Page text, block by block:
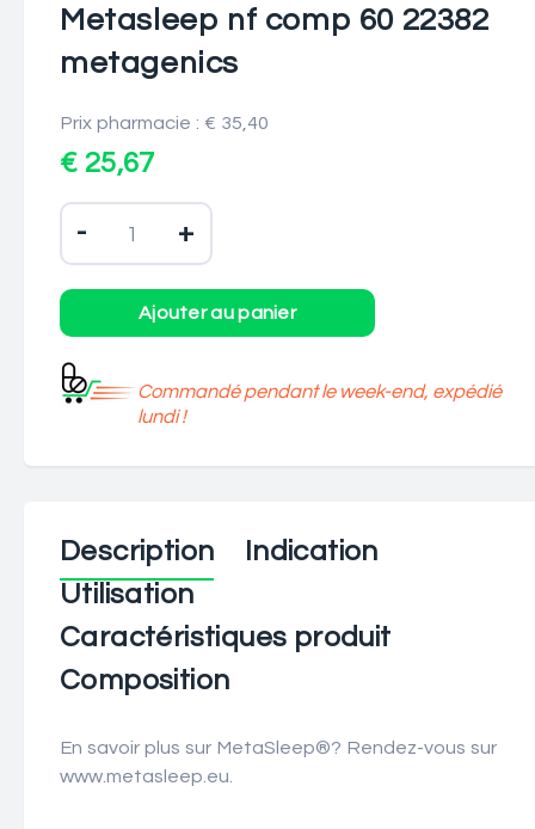
Metasleep nf comp 60 22382
metagenics
Prix pharmacie : € 35,40
€ 25,67
- +
Commandé pendant le week-end, expédié
lundi !
Description
Indication
Utilisation
Caractéristiques produit
Composition
En savoir plus sur MetaSleep®? Rendez-vous sur
www.metasleep.eu